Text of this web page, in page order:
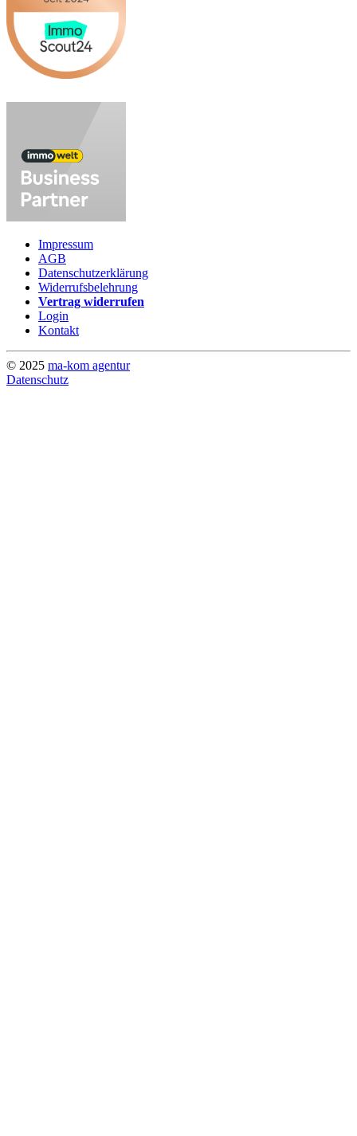
Impressum
AGB
Datenschutzerklärung
Widerrufsbelehrung
Vertrag widerrufen
Login
Kontakt
© 2025 ma-kom agentur
Datenschutz